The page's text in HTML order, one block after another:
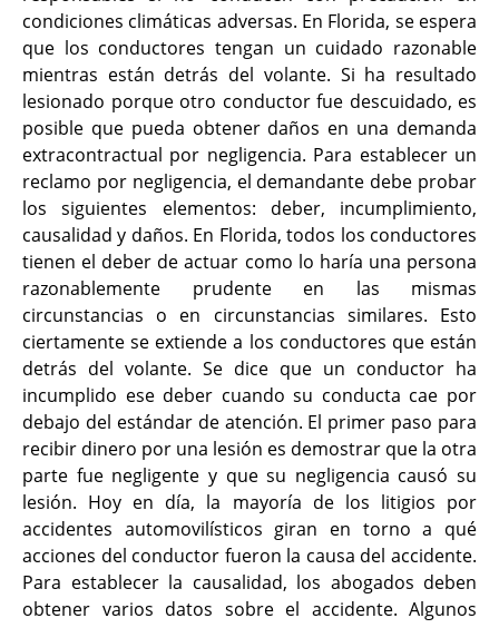
condiciones climáticas adversas. En Florida, se espera
que los conductores tengan un cuidado razonable
mientras están detrás del volante. Si ha resultado
lesionado porque otro conductor fue descuidado, es
posible que pueda obtener daños en una demanda
extracontractual por negligencia. Para establecer un
reclamo por negligencia, el demandante debe probar
los siguientes elementos: deber, incumplimiento,
causalidad y daños. En Florida, todos los conductores
tienen el deber de actuar como lo haría una persona
razonablemente prudente en las mismas
circunstancias o en circunstancias similares. Esto
ciertamente se extiende a los conductores que están
detrás del volante. Se dice que un conductor ha
incumplido ese deber cuando su conducta cae por
debajo del estándar de atención. El primer paso para
recibir dinero por una lesión es demostrar que la otra
parte fue negligente y que su negligencia causó su
lesión. Hoy en día, la mayoría de los litigios por
accidentes automovilísticos giran en torno a qué
acciones del conductor fueron la causa del accidente.
Para establecer la causalidad, los abogados deben
obtener varios datos sobre el accidente. Algunos